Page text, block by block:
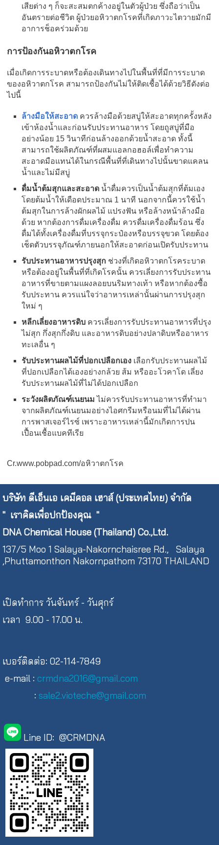
เสียต่าง ๆ ก็จะสะสมตกค้างอยู่ในตัวผู้ป่วย ซึ่งถือว่าเป็น
อันตรายต่อชีวิต ผู้ป่วยอหิวาตกโรคที่เกิดภาวะไตวายมักมี
อาการช็อคร่วมด้วย
การป้องกันอหิวาตกโรค
เมื่อเกิดการระบาดหรือต้องเดินทางไปในพื้นที่ที่มีการระบาด
ของอหิวาตกโรค สามารถป้องกันไม่ให้ติดเชื้อได้ด้วยวิธีดังต่อ
ไปนี้
ล้างมือให้สะอาด ควรล้างมือด้วยสบู่ให้สะอาดทุกครั้งหลัง
เข้าห้องน้ำและก่อนรับประทานอาหาร โดยถูสบู่ที่มือ
อย่างน้อย 15 วินาทีก่อนล้างออกด้วยน้ำสะอาด ทั้งนี้
สามารถใช้ผลิตภัณฑ์ที่ผสมแอลกอฮอล์เพื่อทำความ
สะอาดมือแทนได้ในกรณีพื้นที่ที่เดินทางไปนั้นขาดแคลน
น้ำและไม่มีสบู่
ดื่มน้ำต้มสุกและสะอาด น้ำดื่มควรเป็นน้ำต้มสุกที่ต้มเอง
โดยต้มน้ำให้เดือดประมาณ 1 นาที นอกจากนี้ควรใช้น้ำ
ต้มสุกในการล้างผักผลไม้ แปรงฟัน หรือล้างหน้าล้างมือ
ด้วย หากต้องการดื่มเครื่องดื่ม ควรดื่มเครื่องดื่มร้อน ซึ่ง
ดื่มได้ทั้งเครื่องดื่มที่บรรจุกระป๋องหรือบรรจุขวด โดยต้อง
เช็ดตัวบรรจุภัณฑ์ภายนอกให้สะอาดก่อนเปิดรับประทาน
รับประทานอาหารปรุงสุก ช่วงที่เกิดอหิวาตกโรคระบาด
หรือต้องอยู่ในพื้นที่ที่เกิดโรคนั้น ควรเลี่ยงการรับประทาน
อาหารที่ขายตามแผงลอยบนริมทางเท้า หรือหากต้องซื้อ
รับประทาน ควรแน่ใจว่าอาหารเหล่านั้นผ่านการปรุงสุก
ใหม่ ๆ
หลีกเลี่ยงอาหารดิบ ควรเลี่ยงการรับประทานอาหารที่ปรุง
ไม่สุก กึ่งสุกกึ่งดิบ และอาหารดิบอย่างปลาดิบหรืออาหาร
ทะเลอื่น ๆ
รับประทานผลไม้ที่ปอกเปลือกเอง เลือกรับประทานผลไม้
ที่ปอกเปลือกได้เองอย่างกล้วย ส้ม หรืออะโวคาโด เลี่ยง
รับประทานผลไม้ที่ไม่ได้ปอกเปลือก
ระวังผลิตภัณฑ์เนยนม ไม่ควรรับประทานอาหารที่ทำมา
จากผลิตภัณฑ์เนยนมอย่างไอศกรีมหรือนมที่ไม่ได้ผ่าน
การพาสเจอร์ไรซ์ เพราะอาหารเหล่านี้มักเกิดการปน
เปื้อนเชื้อแบคทีเรีย
Cr.www.pobpad.com/อหิวาตกโรค
บริษัท ดีเอ็นเอ เคมีคอล เฮาส์ (ประเทศไทย) จำกัด
" เราคิดเพื่อปกป้องคุณ "
DNA Chemical House (Thailand) Co.,Ltd.
137/5 Moo 1 Salaya-Nakornchaisree Rd., Salaya
,Phuttamonthon Nakornpathom 73170 THAILAND
เปิดทำการ วันจันทร์ - วันศุกร์
เวลา 9.00 - 17.00 น.
เบอร์ติดต่อ: 02-114-7849
e-mail : crmdna2016@gmail.com
: sale2.vioteche@gmail.com
Line ID: @CRMDNA